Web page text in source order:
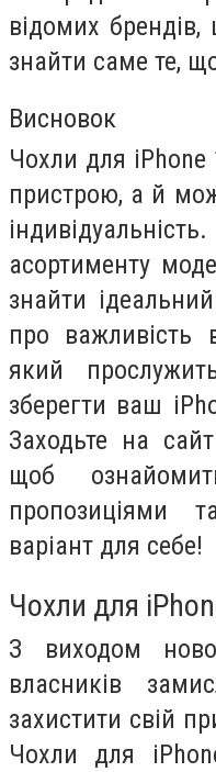
відомих
знайти саме те,
Висновок
Чохли для
пристрою, а й
асортименту
знайти
про важливість
який
зберегти ваш
Заходьте на
щоб
пропозиціями
варіант для себе!
Чохли для
З виходом
власників
захистити свій
Чохли для